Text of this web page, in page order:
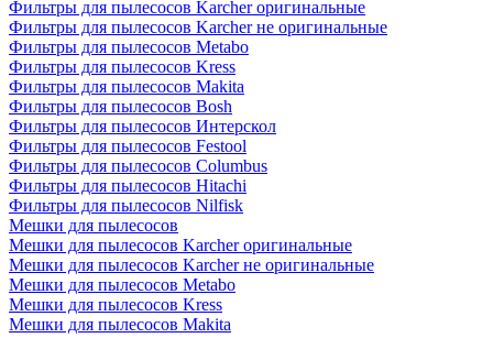
Фильтры для пылесосов Karcher оригинальные
Фильтры для пылесосов Karcher не оригинальные
Фильтры для пылесосов Metabo
Фильтры для пылесосов Kress
Фильтры для пылесосов Makita
Фильтры для пылесосов Bosh
Фильтры для пылесосов Интерскол
Фильтры для пылесосов Festool
Фильтры для пылесосов Columbus
Фильтры для пылесосов Hitachi
Фильтры для пылесосов Nilfisk
Мешки для пылесосов
Мешки для пылесосов Karcher оригинальные
Мешки для пылесосов Karcher не оригинальные
Мешки для пылесосов Metabo
Мешки для пылесосов Kress
Мешки для пылесосов Makita